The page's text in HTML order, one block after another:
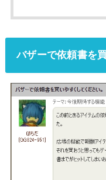
バザーで依頼書を